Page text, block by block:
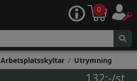
0
Arbetsplatsskyltar Utrymning
132:-/st